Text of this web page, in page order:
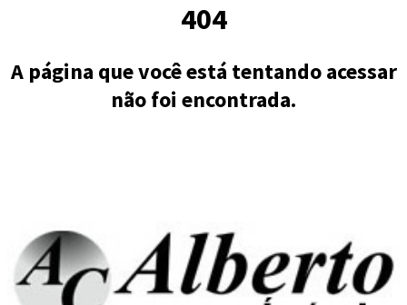
404
A página que você está tentando acessar
não foi encontrada.